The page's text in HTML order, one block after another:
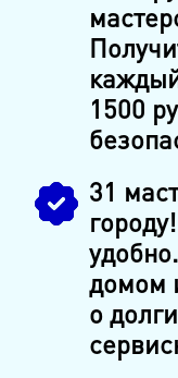
1500
31
домом
о